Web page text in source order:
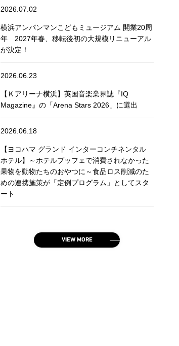
2026.07.02
横浜アンパンマンこどもミュージアム 開業20周
年 2027年春、移転後初の大規模リニューアル
が決定！
2026.06.23
【Ｋアリーナ横浜】英国音楽業界誌『IQ
Magazine』の「Arena Stars 2026」に選出
2026.06.18
【ヨコハマ グランド インターコンチネンタル
ホテル】～ホテルブッフェで消費されなかった
果物を動物たちのおやつに～食品ロス削減のた
めの連携施策が「定例プログラム」としてスタ
ート
VIEW MORE